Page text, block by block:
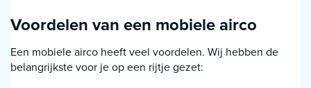
Voordelen van een mobiele airco
Een mobiele airco heeft veel voordelen. Wij hebben de
belangrijkste voor je op een rijtje gezet: